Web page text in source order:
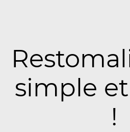
simple
!